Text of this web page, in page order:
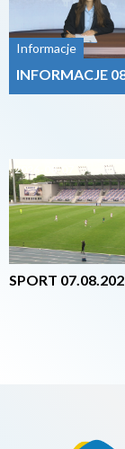
Informacje
INFORMACJE
2026-08-07
SPORT